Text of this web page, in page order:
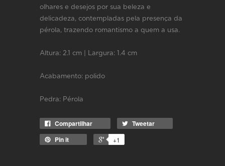
olhares e desejos por sua beleza e
delicadeza, contempladas pela presença da
pérola, trazendo romantismo a quem a usa.
Altura: 2.1 cm | Largura: 1.4 cm
Acabamento: polido
Pedra: Pérola
Compartilhar
Tweetar
Pin it
+1